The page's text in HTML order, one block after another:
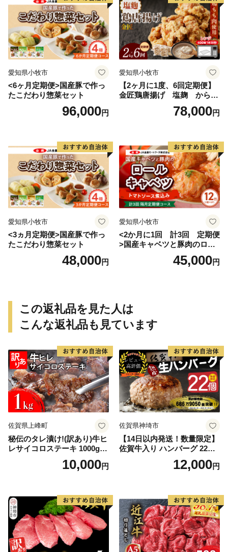
愛知県小牧市
<6ヶ月定期便>国産豚で作っ
たこだわり惣菜セット
96,000円
愛知県小牧市
【2ヶ月に1度、6回定期便】
金匠鶏唐揚げ 塩麹 からあ
78,000円
愛知県小牧市
<3ヵ月定期便>国産豚で作っ
たこだわり惣菜セット
48,000円
愛知県小牧市
<2か月に1回 計3回 定期便
>国産キャベツと豚肉のロー
ルキャベツ（6P入り）
45,000円
この返礼品を見た人は
こんな返礼品も見ています
佐賀県上峰町
秘伝のタレ漬け!(訳あり)牛ヒ
レサイコロステーキ 1000g
10,000円
佐賀県神埼市
【14日以内発送！数量限定】
佐賀牛入り ハンバーグ 22個
2.6kg(120g×22個)【佐賀牛
黒毛和牛 ブランド牛 九州 ハ
気】(H083106)
12,000円